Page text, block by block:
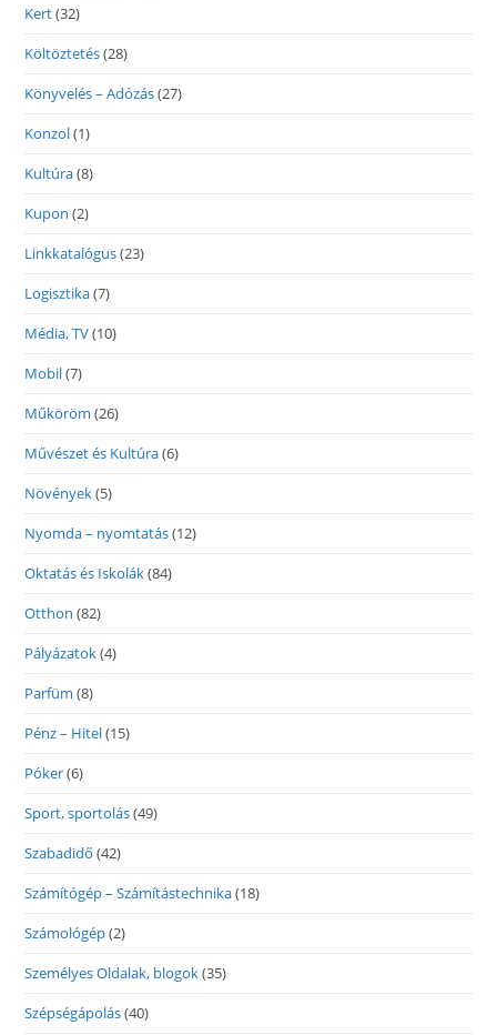
Kert(32)
Költöztetés(28)
Könyvelés – Adózás(27)
Konzol(1)
Kultúra(8)
Kupon (2)
Linkkatalógus(23)
Logisztika(7)
Média, TV(10)
Mobil(7)
Műköröm (26)
Művészet és Kultúra(6)
Növények(5)
Nyomda – nyomtatás(12)
Oktatás és Iskolák(84)
Otthon (82)
Pályázatok(4)
Parfüm (8)
Pénz – Hitel(15)
Póker(6)
Sport, sportolás(49)
Szabadidő (42)
Számítógép – Számítástechnika(18)
Számológép(2)
Személyes Oldalak, blogok(35)
Szépségápolás(40)